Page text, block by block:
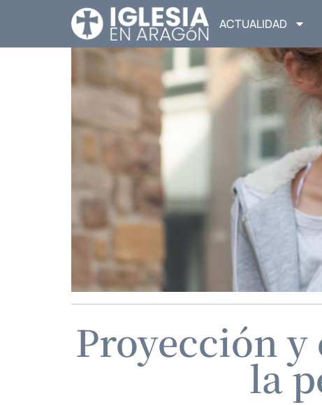
ACTUALIDAD
Proyección y
la